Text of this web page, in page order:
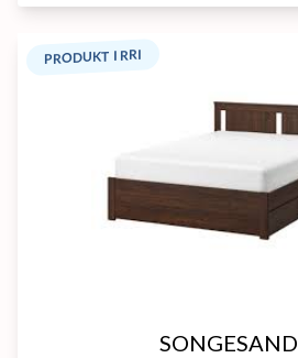
PRODUKT I RRI
SONGESAND